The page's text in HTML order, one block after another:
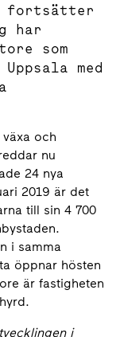
fortsätter
har
som
med
och
nu
24 nya
2019 är det
till sin 4 700
i samma
öppnar hösten
är fastigheten
i